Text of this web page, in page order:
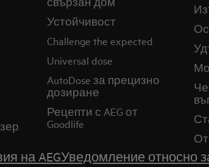
Устойчивост
Challenge the expected
Universal dose
AutoDose за прецизно
дозиране
Рецепти с AEG от
Goodlife
на AEGУведомление относно